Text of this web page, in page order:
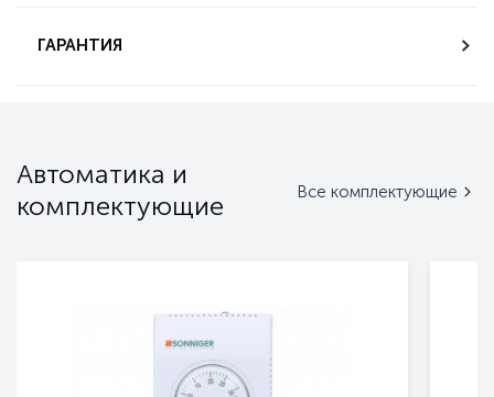
ГАРАНТИЯ
Автоматика и
комплектующие
Все комплектующие